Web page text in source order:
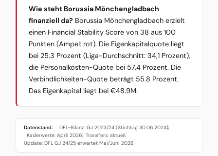
Wie steht Borussia Mönchengladbach
finanziell da? Borussia Mönchengladbach erzielt
einen Financial Stability Score von 38 aus 100
Punkten (Ampel: rot). Die Eigenkapitalquote liegt
bei 25.3 Prozent (Liga-Durchschnitt: 34,1 Prozent),
die Personalkosten-Quote bei 57.4 Prozent. Die
Verbindlichkeiten-Quote beträgt 55.8 Prozent.
Das Eigenkapital liegt bei €48.9M.
Datenstand: DFL-Bilanz: GJ 2023/24 (Stichtag 30.06.2024)·
Kaderwerte: April 2026· Transfers: aktuell·
Update: DFL GJ 24/25 erwartet Mai/Juni 2026